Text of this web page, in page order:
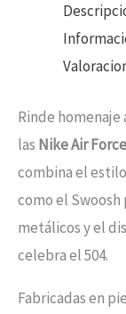
Rinde homenaje
las Nike Air
combina el
como el
metálicos y el
celebra el 504.
Fabricadas en